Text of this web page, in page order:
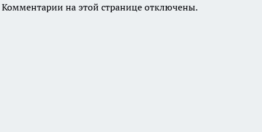
Комментарии на этой странице отключены.